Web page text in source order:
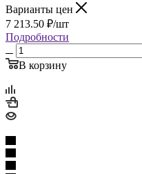
Варианты цен
7 213.50 ₽/шт
Подробности
В корзину